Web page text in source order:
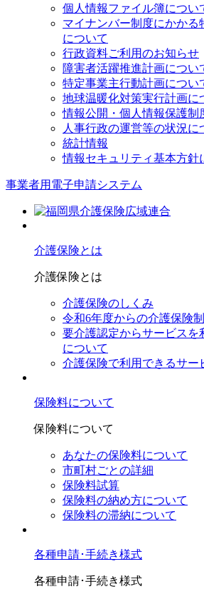
個人情報ファイル簿につい
マイナンバー制度にかかる
について
行政資料ご利用のお知らせ
障害者活躍推進計画につい
特定事業主行動計画につい
地球温暖化対策実行計画に
情報公開・個人情報保護制
人事行政の運営等の状況に
統計情報
情報セキュリティ基本方針
事業者用電子申請システム
介護保険とは
介護保険とは
介護保険のしくみ
令和6年度からの介護保険
要介護認定からサービスを
について
介護保険で利⽤できるサー
保険料について
保険料について
あなたの保険料について
市町村ごとの詳細
保険料試算
保険料の納め方について
保険料の滞納について
各種申請･手続き様式
各種申請･手続き様式